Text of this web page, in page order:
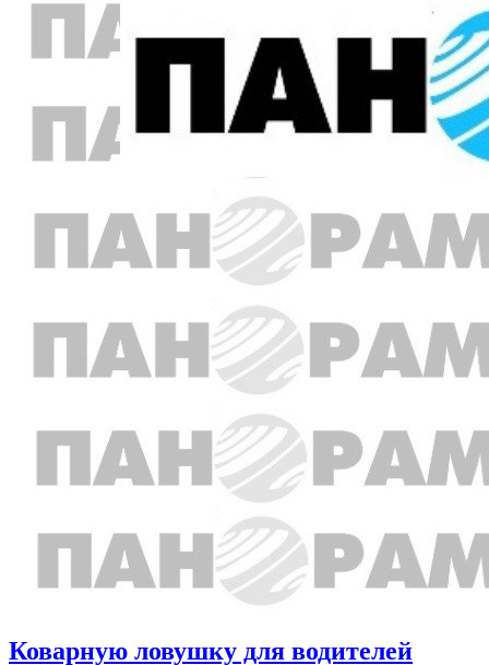
Коварную ловушку для водителей